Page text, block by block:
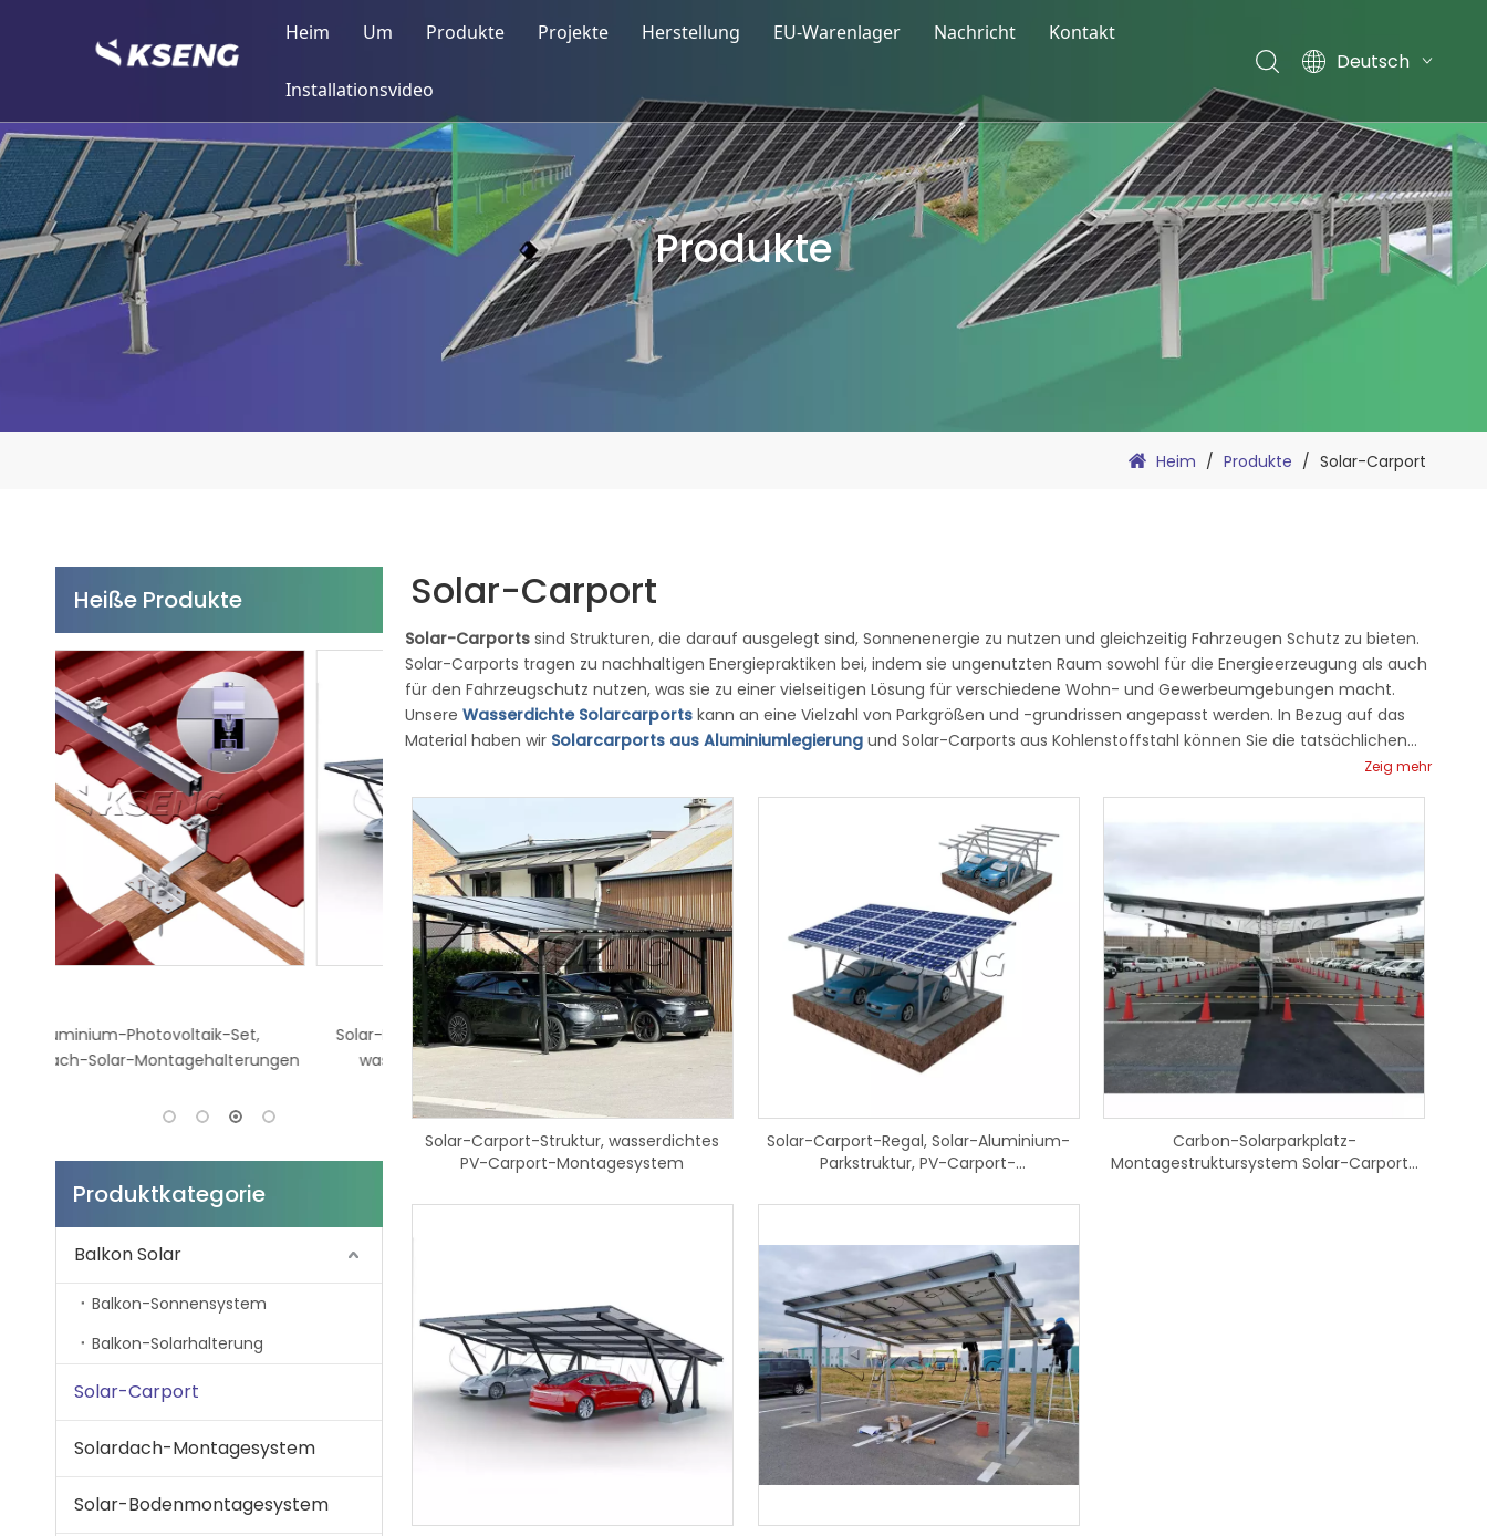
Heim Um
Kseng-Profil
Meilensteine
Kseng-Struktur
Produktionsqualität
Zertifizierung
Produkte
Solar-Carport
Solardach-Montagesystem
Solar-Bodenmontagesystem
Solarpark-Montagesystem
Solar-Tracking-System
Projekte Herstellung EU-Warenlager Nachricht
Ausstellungsnachrichten
Blog
Kontakt
Installationsvideo
Deutsch
Français
Español
Italiano
Nederlands
Produkte
Heim / Produkte / Solar-Carport
Heiße Produkte
Solar-Parkplatz-Montagestrukturen,
wasserdichtes Solar-Carport-
Kseng Smart BMS Powerwall Home
Energiespeicherbatterie 48V 100Ah 5Kwh
Lithiumbatterie für Solaranlage
KST-2PM Single Solar Tracker 1-Achsen-
Solar-Tracking-System-
Produktkategorie
Balkon Solar
Balkon-Sonnensystem
Balkon-Solarhalterung
Solar-Carport
Solardach-Montagesystem
Solar-Bodenmontagesystem
Solar-Carport
Solar-Carports sind Strukturen, die darauf ausgelegt sind, Sonnenenergie zu nutzen und gleichzeitig Fahrzeugen Schutz zu bieten.
Solar-Carports tragen zu nachhaltigen Energiepraktiken bei, indem sie ungenutzten Raum sowohl für die Energieerzeugung als auch
für den Fahrzeugschutz nutzen, was sie zu einer vielseitigen Lösung für verschiedene Wohn- und Gewerbeumgebungen macht.
Unsere Wasserdichte Solarcarports kann an eine Vielzahl von Parkgrößen und -grundrissen angepasst werden. In Bezug auf das
Material haben wir Solarcarports aus Aluminiumlegierung und Solar-Carports aus Kohlenstoffstahl können Sie die tatsächlichen
Bedürfnisse und das Budget kombinieren und den richtigen Carport auswählen. Der Solar-Carport von Kseng ist nicht nur strukturell
langlebig, sondern hat auch ein schönes und modisches Aussehen.Es ist flexibel aufgebaut und für unterschiedliche topografische
Bedingungen geeignet. Das wasserdichte Design des Carports verlängert die Lebensdauer der Solarmodule und verbessert die
Haltbarkeit des PV-Carports, was die beste Leistung und Effizienz des Solarstromerzeugungssystems gewährleistet.
Zeig mehr
Solar-Carport-Struktur, wasserdichtes
PV-Carport-Montagesystem
Solar-Carport-Regal, Solar-Aluminium-
Parkstruktur, PV-Carport-
Carbon-Solarparkplatz-
Montagestruktursystem Solar-Carport-